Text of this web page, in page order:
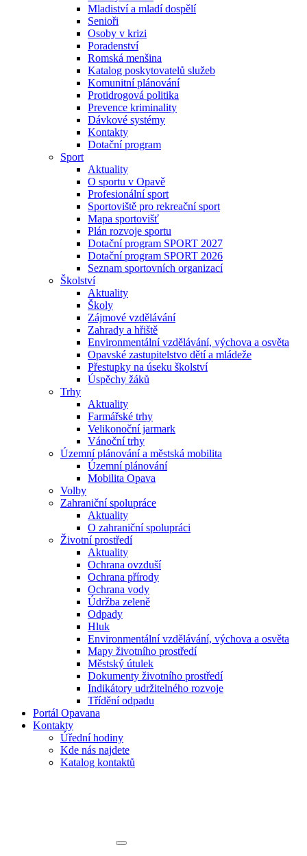
Mladiství a mladí dospělí
Senioři
Osoby v krizi
Poradenství
Romská menšina
Katalog poskytovatelů služeb
Komunitní plánování
Protidrogová politika
Prevence kriminality
Dávkové systémy
Kontakty
Dotační program
Sport
Aktuality
O sportu v Opavě
Profesionální sport
Sportoviště pro rekreační sport
Mapa sportovišť
Plán rozvoje sportu
Dotační program SPORT 2027
Dotační program SPORT 2026
Seznam sportovních organizací
Školství
Aktuality
Školy
Zájmové vzdělávání
Zahrady a hřiště
Environmentální vzdělávání, výchova a osvěta
Opavské zastupitelstvo dětí a mládeže
Přestupky na úseku školství
Úspěchy žáků
Trhy
Aktuality
Farmářské trhy
Velikonoční jarmark
Vánoční trhy
Územní plánování a městská mobilita
Územní plánování
Mobilita Opava
Volby
Zahraniční spolupráce
Aktuality
O zahraniční spolupráci
Životní prostředí
Aktuality
Ochrana ovzduší
Ochrana přírody
Ochrana vody
Údržba zeleně
Odpady
Hluk
Environmentální vzdělávání, výchova a osvěta
Mapy životního prostředí
Městský útulek
Dokumenty životního prostředí
Indikátory udržitelného rozvoje
Třídění odpadu
Portál Opavana
Kontakty
Úřední hodiny
Kde nás najdete
Katalog kontaktů